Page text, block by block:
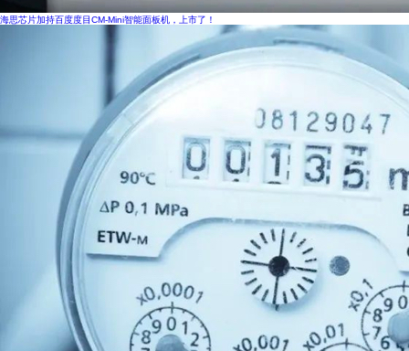
海思芯片加持百度度目CM-Mini智能面板机，上市了！